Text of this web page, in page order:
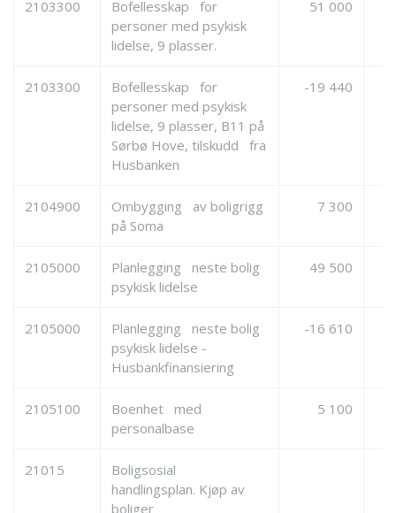
2103300
Bofellesskap for
personer med psykisk
lidelse, 9 plasser.
51 000
2103300
Bofellesskap for
personer med psykisk
lidelse, 9 plasser, B11 på
Sørbø Hove, tilskudd fra
Husbanken
-19 440
2104900
Ombygging av boligrigg
på Soma
7 300
2105000
Planlegging neste bolig
psykisk lidelse
49 500
2105000
Planlegging neste bolig
psykisk lidelse -
Husbankfinansiering
-16 610
2105100
Boenhet med
personalbase
5 100
21015
Boligsosial
handlingsplan. Kjøp av
boliger